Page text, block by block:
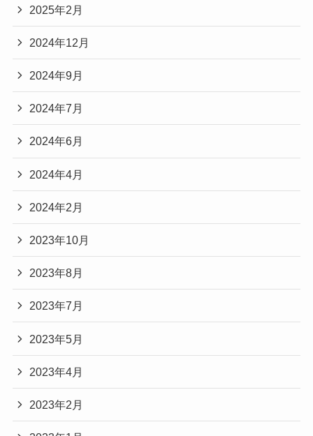
2025年2月
2024年12月
2024年9月
2024年7月
2024年6月
2024年4月
2024年2月
2023年10月
2023年8月
2023年7月
2023年5月
2023年4月
2023年2月